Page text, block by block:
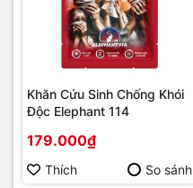
Khăn Cứu Sinh Chống Khói
Độc Elephant 114
179.000₫
Thích So sánh